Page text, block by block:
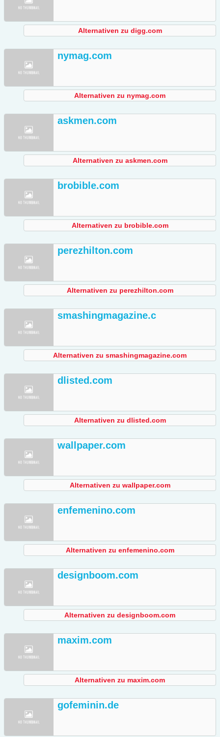
Alternativen zu digg.com
nymag.com
Alternativen zu nymag.com
askmen.com
Alternativen zu askmen.com
brobible.com
Alternativen zu brobible.com
perezhilton.com
Alternativen zu perezhilton.com
smashingmagazine.c
Alternativen zu smashingmagazine.com
dlisted.com
Alternativen zu dlisted.com
wallpaper.com
Alternativen zu wallpaper.com
enfemenino.com
Alternativen zu enfemenino.com
designboom.com
Alternativen zu designboom.com
maxim.com
Alternativen zu maxim.com
gofeminin.de